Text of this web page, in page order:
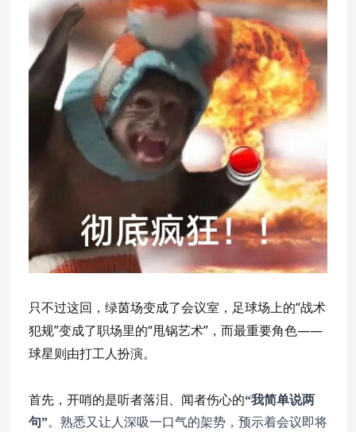
只不过这回，绿茵场变成了会议室，足球场上的“战术
犯规”变成了职场里的“甩锅艺术”，而最重要角色——
球星则由打工人扮演。
首先，开哨的是听者落泪、闻者伤心的“我简单说两
句”。熟悉又让人深吸一口气的架势，预示着会议即将